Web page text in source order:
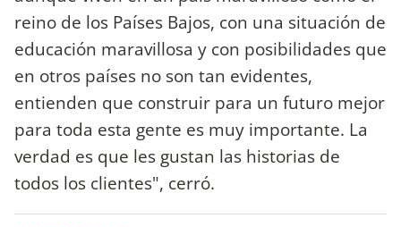
reino de los Países Bajos, con una situación de
educación maravillosa y con posibilidades que
en otros países no son tan evidentes,
entienden que construir para un futuro mejor
para toda esta gente es muy importante. La
verdad es que les gustan las historias de
todos los clientes", cerró.